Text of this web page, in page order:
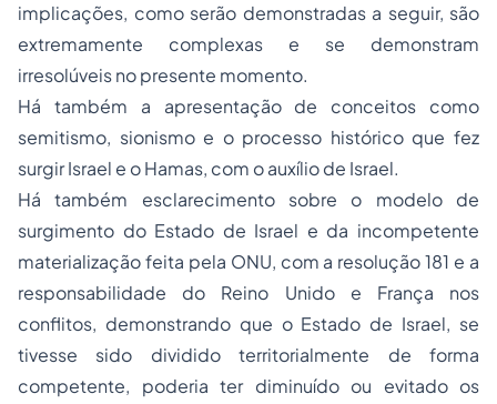
implicações, como serão demonstradas a seguir, são
extremamente complexas e se demonstram
irresolúveis no presente momento.
Há também a apresentação de conceitos como
semitismo, sionismo e o processo histórico que fez
surgir Israel e o Hamas, com o auxílio de Israel.
Há também esclarecimento sobre o modelo de
surgimento do Estado de Israel e da incompetente
materialização feita pela ONU, com a resolução 181 e a
responsabilidade do Reino Unido e França nos
conflitos, demonstrando que o Estado de Israel, se
tivesse sido dividido territorialmente de forma
competente, poderia ter diminuído ou evitado os